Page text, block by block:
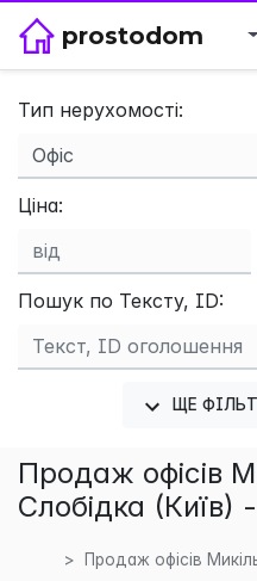
prostodom
Тип нерухомості:
Ціна:
Пошук по Тексту, ID:
ЩЕ
Продаж офісів
Слобідка (Київ)
Продаж офісів